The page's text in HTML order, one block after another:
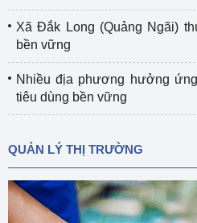
Xã Đắk Long (Quảng Ngãi)
bền vững
Nhiều địa phương hưởng
tiêu dùng bền vững
QUẢN LÝ THỊ TRƯỜNG